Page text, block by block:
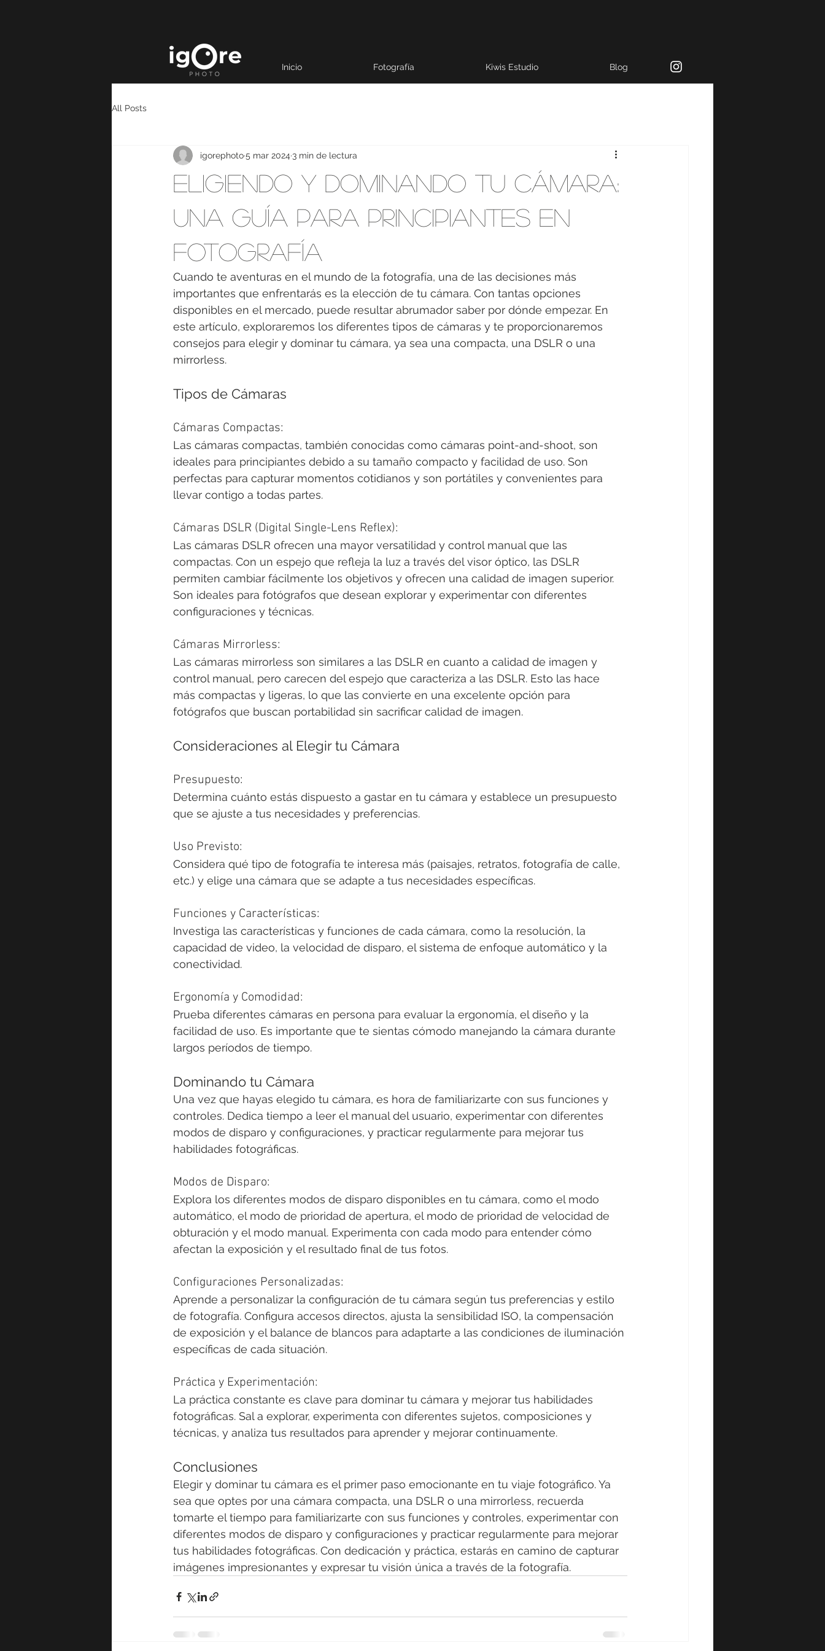
All Posts
Eligiendo y Dominando tu Cámara:
Una Guía para Principiantes en
Fotografía
igorephoto5 mar 2024 3 min de lectura
Cuando te aventuras en el mundo de la fotografía, una de las decisiones más
importantes que enfrentarás es la elección de tu cámara. Con tantas opciones
disponibles en el mercado, puede resultar abrumador saber por dónde empezar. En
este artículo, exploraremos los diferentes tipos de cámaras y te proporcionaremos
consejos para elegir y dominar tu cámara, ya sea una compacta, una DSLR o una
mirrorless.
Tipos de Cámaras
Cámaras Compactas:
Las cámaras compactas, también conocidas como cámaras point-and-shoot, son
ideales para principiantes debido a su tamaño compacto y facilidad de uso. Son
perfectas para capturar momentos cotidianos y son portátiles y convenientes para
llevar contigo a todas partes.
Cámaras DSLR (Digital Single-Lens Reflex):
Las cámaras DSLR ofrecen una mayor versatilidad y control manual que las
compactas. Con un espejo que refleja la luz a través del visor óptico, las DSLR
permiten cambiar fácilmente los objetivos y ofrecen una calidad de imagen superior.
Son ideales para fotógrafos que desean explorar y experimentar con diferentes
configuraciones y técnicas.
Cámaras Mirrorless:
Las cámaras mirrorless son similares a las DSLR en cuanto a calidad de imagen y
control manual, pero carecen del espejo que caracteriza a las DSLR. Esto las hace
más compactas y ligeras, lo que las convierte en una excelente opción para
fotógrafos que buscan portabilidad sin sacrificar calidad de imagen.
Consideraciones al Elegir tu Cámara
Presupuesto:
Determina cuánto estás dispuesto a gastar en tu cámara y establece un presupuesto
que se ajuste a tus necesidades y preferencias.
Uso Previsto:
Considera qué tipo de fotografía te interesa más (paisajes, retratos, fotografía de calle,
etc.) y elige una cámara que se adapte a tus necesidades específicas.
Funciones y Características:
Investiga las características y funciones de cada cámara, como la resolución, la
capacidad de video, la velocidad de disparo, el sistema de enfoque automático y la
conectividad.
Ergonomía y Comodidad:
Prueba diferentes cámaras en persona para evaluar la ergonomía, el diseño y la
facilidad de uso. Es importante que te sientas cómodo manejando la cámara durante
largos períodos de tiempo.
Dominando tu Cámara
Una vez que hayas elegido tu cámara, es hora de familiarizarte con sus funciones y
controles. Dedica tiempo a leer el manual del usuario, experimentar con diferentes
modos de disparo y configuraciones, y practicar regularmente para mejorar tus
habilidades fotográficas.
Modos de Disparo:
Explora los diferentes modos de disparo disponibles en tu cámara, como el modo
automático, el modo de prioridad de apertura, el modo de prioridad de velocidad de
obturación y el modo manual. Experimenta con cada modo para entender cómo
afectan la exposición y el resultado final de tus fotos.
Configuraciones Personalizadas:
Aprende a personalizar la configuración de tu cámara según tus preferencias y estilo
de fotografía. Configura accesos directos, ajusta la sensibilidad ISO, la compensación
de exposición y el balance de blancos para adaptarte a las condiciones de iluminación
específicas de cada situación.
Práctica y Experimentación:
La práctica constante es clave para dominar tu cámara y mejorar tus habilidades
fotográficas. Sal a explorar, experimenta con diferentes sujetos, composiciones y
técnicas, y analiza tus resultados para aprender y mejorar continuamente.
Conclusiones
Elegir y dominar tu cámara es el primer paso emocionante en tu viaje fotográfico. Ya
sea que optes por una cámara compacta, una DSLR o una mirrorless, recuerda
tomarte el tiempo para familiarizarte con sus funciones y controles, experimentar con
diferentes modos de disparo y configuraciones y practicar regularmente para mejorar
tus habilidades fotográficas. Con dedicación y práctica, estarás en camino de capturar
imágenes impresionantes y expresar tu visión única a través de la fotografía.
Inicio Fotografía Kiwis Estudio Blog